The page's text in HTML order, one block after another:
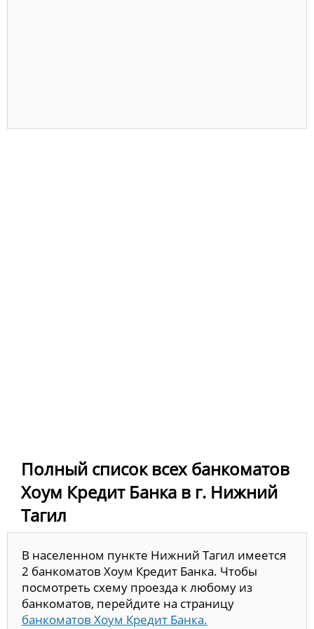
Полный список всех банкоматов
Хоум Кредит Банка в г. Нижний
Тагил
В населенном пункте Нижний Тагил имеется
2 банкоматов Хоум Кредит Банка. Чтобы
посмотреть схему проезда к любому из
банкоматов, перейдите на страницу
банкоматов Хоум Кредит Банка.